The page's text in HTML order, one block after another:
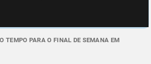
TEMPO PARA O FINAL DE SEMANA EM